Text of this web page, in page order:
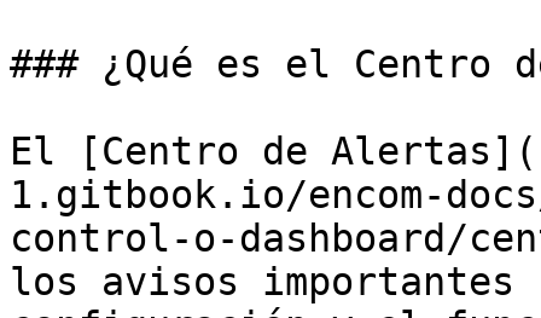
### ¿Qué es el Centro
El [Centro de
1.gitbook.io/encom-
control-o-dashboard/
los avisos importantes